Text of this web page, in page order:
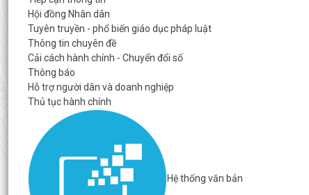
Hội đồng Nhân dân
Tuyên truyền - phổ biến giáo dục pháp luật
Thông tin chuyên đề
Cải cách hành chính - Chuyển đổi số
Thông báo
Hỗ trợ người dân và doanh nghiệp
Thủ tục hành chính
Hệ thống văn bản